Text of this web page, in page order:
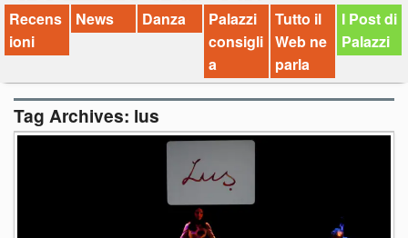
Video
Chi siamo
Contatti
Recens
ioni
News Danza
Palazzi
consigli
a
Tutto il
Web ne
parla
I Post di
Palazzi
Tag Archives: lus